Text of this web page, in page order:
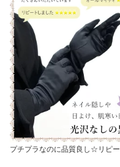
プチプラなのに品質良し☆リピ